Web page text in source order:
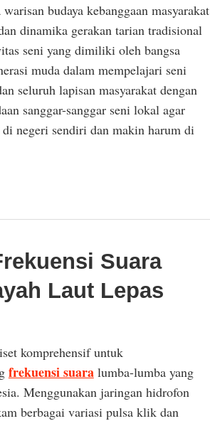
budaya kebanggaan masyarakat
dinamika gerakan tarian tradisional
seni yang dimiliki oleh bangsa
muda dalam mempelajari seni
seluruh lapisan masyarakat dengan
sanggar-sanggar seni lokal agar
negeri sendiri dan makin harum di
Suara
Laut Lepas
komprehensif untuk
frekuensi suaralumba-lumba yang
Menggunakan jaringan hidrofon
berbagai variasi pulsa klik dan